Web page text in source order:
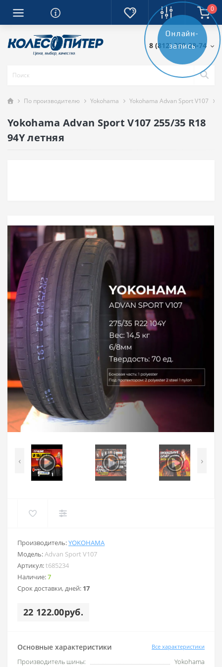
0
8 (812) 389-28-74
По производителю Yokohama Yokohama Advan Sport V107
Yokohama Advan Sport V107 255/35 R18
94Y летняя
‹ ›
Производитель:YOKOHAMA
Модель:Advan Sport V107
Артикул:t685234
Наличие:7
Срок доставки, дней: 17
22 122.00руб.
Основные характеристики Все характеристики
Производитель шины:
Yokohama
Онлайн-
запись